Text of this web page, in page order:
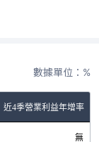
數據單位：%
近4季營業利益年增率
無